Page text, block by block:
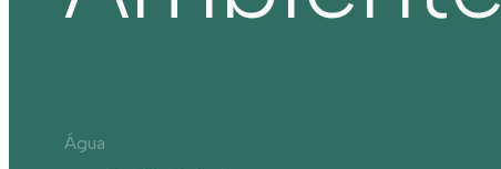
Água